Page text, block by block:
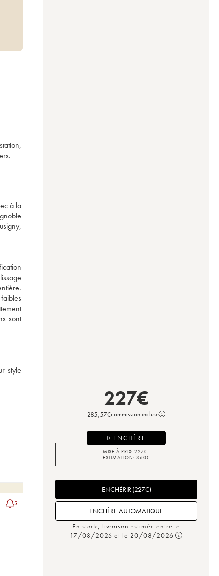
à la
sont
style
3
227€
285,57€commission incluse
0 ENCHÈRE
MISE À PRIX: 227€
ESTIMATION: 360€
ENCHÉRIR(227€)
ENCHÈRE AUTOMATIQUE
En stock, livraison estimée entre le
17/08/2026 et le 20/08/2026